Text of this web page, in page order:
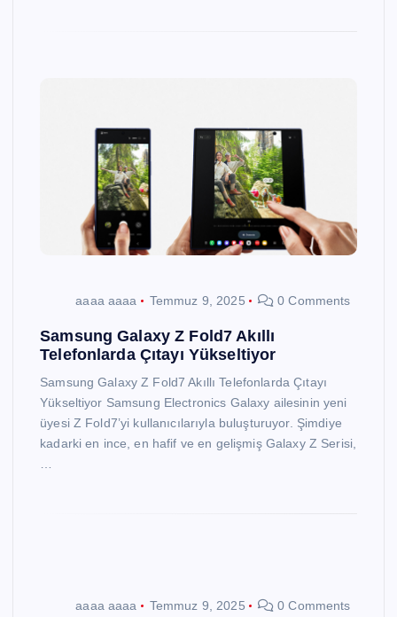
aaaa aaaa Temmuz 9, 2025 0 Comments
Samsung Galaxy Z Fold7 Akıllı
Telefonlarda Çıtayı Yükseltiyor
Samsung Galaxy Z Fold7 Akıllı Telefonlarda Çıtayı
Yükseltiyor Samsung Electronics Galaxy ailesinin yeni
üyesi Z Fold7’yi kullanıcılarıyla buluşturuyor. Şimdiye
kadarki en ince, en hafif ve en gelişmiş Galaxy Z Serisi,
aaaa aaaa Temmuz 9, 2025 0 Comments